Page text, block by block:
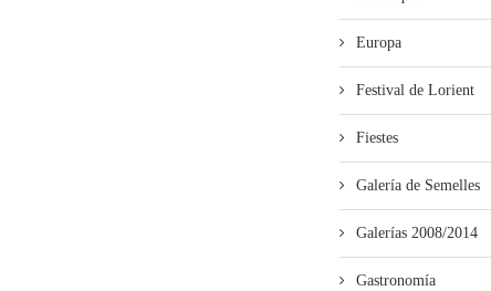
Europa
Festival de Lorient
Fiestes
Galería de Semelles
Galerías 2008/2014
Gastronomía